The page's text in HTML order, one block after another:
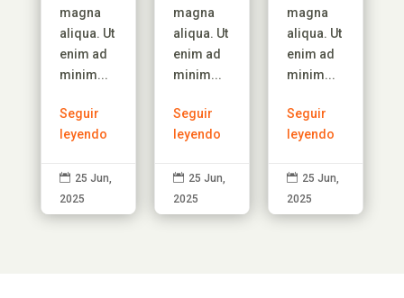
magna
aliqua. Ut
enim ad
minim...
Seguir
leyendo
 25 Jun,
2025
magna
aliqua. Ut
enim ad
minim...
Seguir
leyendo
 25 Jun,
2025
magna
aliqua. Ut
enim ad
minim...
Seguir
leyendo
 25 Jun,
2025